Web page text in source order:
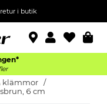
i butik
klämmor
6 cm